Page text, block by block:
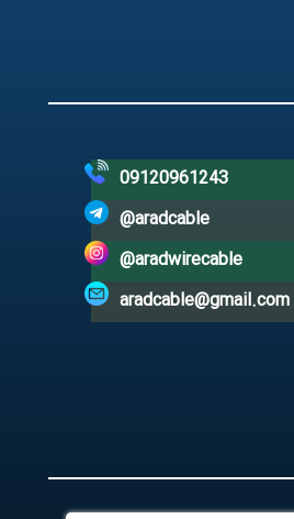
09120961243
@aradcable
@aradwirecable
aradcable@gmail.com